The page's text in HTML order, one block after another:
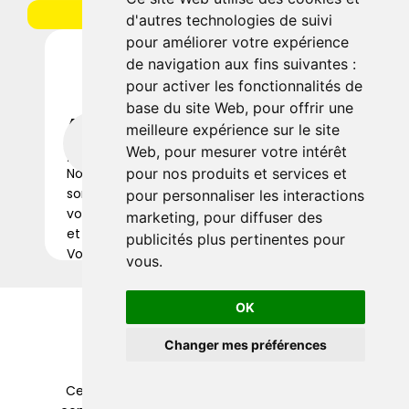
d'autres technologies de suivi
pour améliorer votre expérience
de navigation aux fins suivantes :
pour activer les fonctionnalités de
base du site Web, pour offrir une
meilleure expérience sur le site
Web, pour mesurer votre intérêt
pour nos produits et services et
pour personnaliser les interactions
marketing, pour diffuser des
publicités plus pertinentes pour
vous.
OK
Changer mes préférences
Je m'informe sur l'école
Accompagnement
personnalisé
Nos formateurs et des coachs métiers
sont disponibles à chaque étape pour
vous guider, répondre à vos questions,
et vous aider à atteindre vos objectifs.
Votre succès est notre priorité.
Ces outils vous permettront d'acquérir des